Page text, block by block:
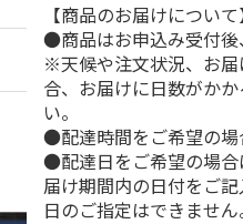
【商品のお届けについて
●商品はお申込み受付後
※天候や注文状況、お
合、お届けに日数がか
い。
●配達時間をご希望の場
●配達日をご希望の場合
届け期間内の日付をご
日のご指定はできません